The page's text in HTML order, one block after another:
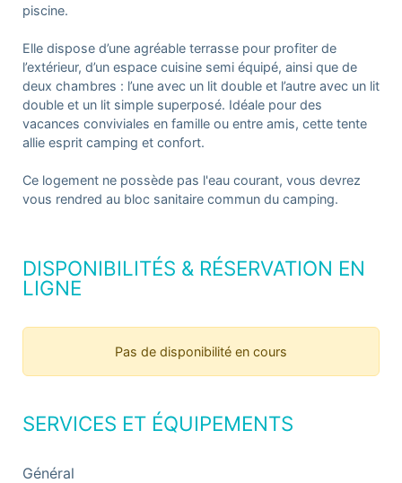
piscine.
Elle dispose d’une agréable terrasse pour profiter de
l’extérieur, d’un espace cuisine semi équipé, ainsi que de
deux chambres : l’une avec un lit double et l’autre avec un lit
double et un lit simple superposé. Idéale pour des
vacances conviviales en famille ou entre amis, cette tente
allie esprit camping et confort.
Ce logement ne possède pas l'eau courant, vous devrez
vous rendred au bloc sanitaire commun du camping.
DISPONIBILITÉS & RÉSERVATION EN
LIGNE
Pas de disponibilité en cours
SERVICES ET ÉQUIPEMENTS
Général